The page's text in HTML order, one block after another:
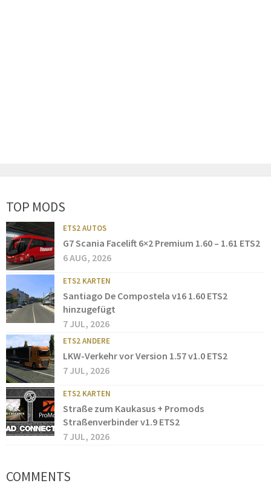
TOP MODS
ETS2 AUTOS
G7 Scania Facelift 6×2 Premium 1.60 – 1.61 ETS2
6 AUG, 2026
ETS2 KARTEN
Santiago De Compostela v16 1.60 ETS2
hinzugefügt
7 JUL, 2026
ETS2 ANDERE
LKW-Verkehr vor Version 1.57 v1.0 ETS2
7 JUL, 2026
ETS2 KARTEN
Straße zum Kaukasus + Promods
Straßenverbinder v1.9 ETS2
7 JUL, 2026
COMMENTS